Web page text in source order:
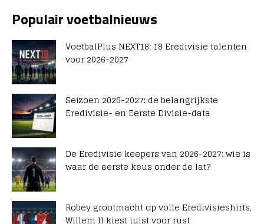
Populair voetbalnieuws
VoetbalPlus NEXT18: 18 Eredivisie talenten
voor 2026-2027
Seizoen 2026-2027: de belangrijkste
Eredivisie- en Eerste Divisie-data
De Eredivisie keepers van 2026-2027: wie is
waar de eerste keus onder de lat?
Robey grootmacht op volle Eredivisieshirts,
Willem II kiest juist voor rust